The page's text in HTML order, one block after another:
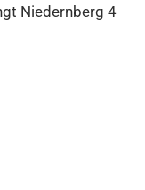
Niedernberg 4